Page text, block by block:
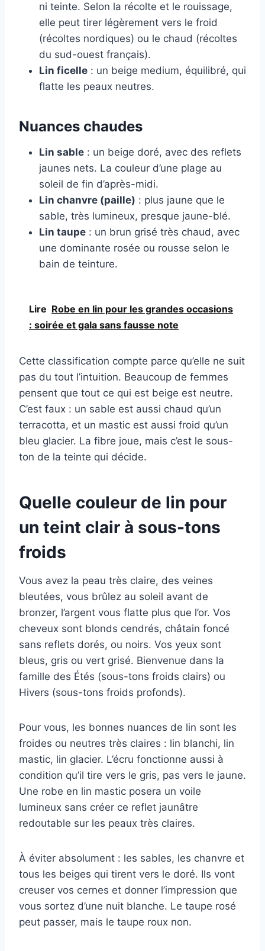
ni teinte. Selon la récolte et le rouissage,
elle peut tirer légèrement vers le froid
(récoltes nordiques) ou le chaud (récoltes
du sud-ouest français).
Lin ficelle : un beige medium, équilibré, qui
flatte les peaux neutres.
Nuances chaudes
Lin sable : un beige doré, avec des reflets
jaunes nets. La couleur d’une plage au
soleil de fin d’après-midi.
Lin chanvre (paille) : plus jaune que le
sable, très lumineux, presque jaune-blé.
Lin taupe : un brun grisé très chaud, avec
une dominante rosée ou rousse selon le
bain de teinture.
Lire Robe en lin pour les grandes occasions
: soirée et gala sans fausse note
Cette classification compte parce qu’elle ne suit
pas du tout l’intuition. Beaucoup de femmes
pensent que tout ce qui est beige est neutre.
C’est faux : un sable est aussi chaud qu’un
terracotta, et un mastic est aussi froid qu’un
bleu glacier. La fibre joue, mais c’est le sous-
ton de la teinte qui décide.
Quelle couleur de lin pour
un teint clair à sous-tons
froids
Vous avez la peau très claire, des veines
bleutées, vous brûlez au soleil avant de
bronzer, l’argent vous flatte plus que l’or. Vos
cheveux sont blonds cendrés, châtain foncé
sans reflets dorés, ou noirs. Vos yeux sont
bleus, gris ou vert grisé. Bienvenue dans la
famille des Étés (sous-tons froids clairs) ou
Hivers (sous-tons froids profonds).
Pour vous, les bonnes nuances de lin sont les
froides ou neutres très claires : lin blanchi, lin
mastic, lin glacier. L’écru fonctionne aussi à
condition qu’il tire vers le gris, pas vers le jaune.
Une robe en lin mastic posera un voile
lumineux sans créer ce reflet jaunâtre
redoutable sur les peaux très claires.
À éviter absolument : les sables, les chanvre et
tous les beiges qui tirent vers le doré. Ils vont
creuser vos cernes et donner l’impression que
vous sortez d’une nuit blanche. Le taupe rosé
peut passer, mais le taupe roux non.